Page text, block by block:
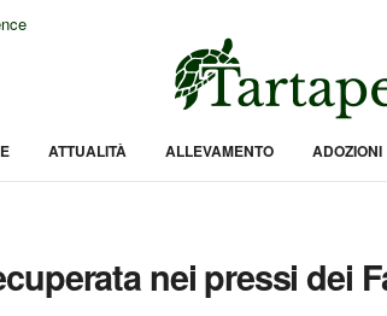
ATTUALITÀ ALLEVAMENTO ADOZIONI
nei pressi dei